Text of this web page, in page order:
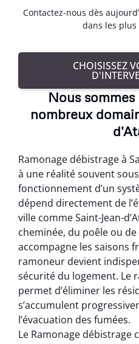
Contactez-nous dès
dans les
CHOISISSEZ
Nous
nombreux
Ramonage débistrage à
à une réalité souvent
fonctionnement d’un
dépend directement de
ville comme Saint-Jean-
cheminée, du poêle ou
accompagne les saisons
ramoneur devient
sécurité du logement. Le
permet d’éliminer les
s’accumulent
l’évacuation des fumées.
Le Ramonage débistrage